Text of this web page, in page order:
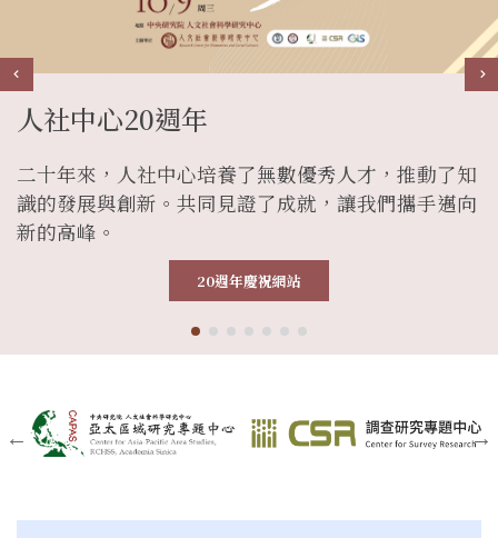
人社中心20週年
二十年來，人社中心培養了無數優秀人才，推動了知
識的發展與創新。共同見證了成就，讓我們攜手邁向
新的高峰。
20週年慶祝網站
dotdotdotdotdotdotdot